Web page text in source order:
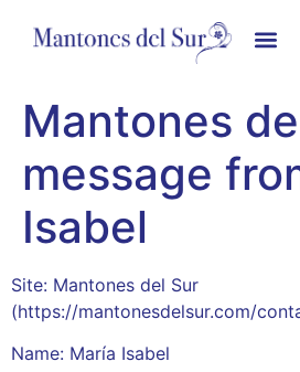
Mantones
message
Isabel
Site: Mantones del Sur
(https://mantonesdelsur.com/
Name: María Isabel